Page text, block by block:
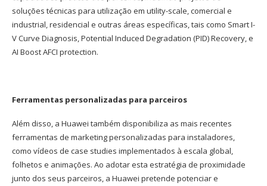
soluções técnicas para utilização em utility-scale, comercial e
industrial, residencial e outras áreas específicas, tais como Smart I-
V Curve Diagnosis, Potential Induced Degradation (PID) Recovery, e
AI Boost AFCI protection.
Ferramentas personalizadas para parceiros
Além disso, a Huawei também disponibiliza as mais recentes
ferramentas de marketing personalizadas para instaladores,
como vídeos de case studies implementados à escala global,
folhetos e animações. Ao adotar esta estratégia de proximidade
junto dos seus parceiros, a Huawei pretende potenciar e